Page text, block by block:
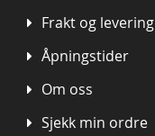
Frakt og levering
Åpningstider
Om oss
Sjekk min ordre